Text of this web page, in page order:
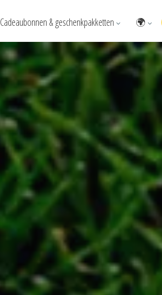
Cadeaubonnen & geschenkpakketten 🌍